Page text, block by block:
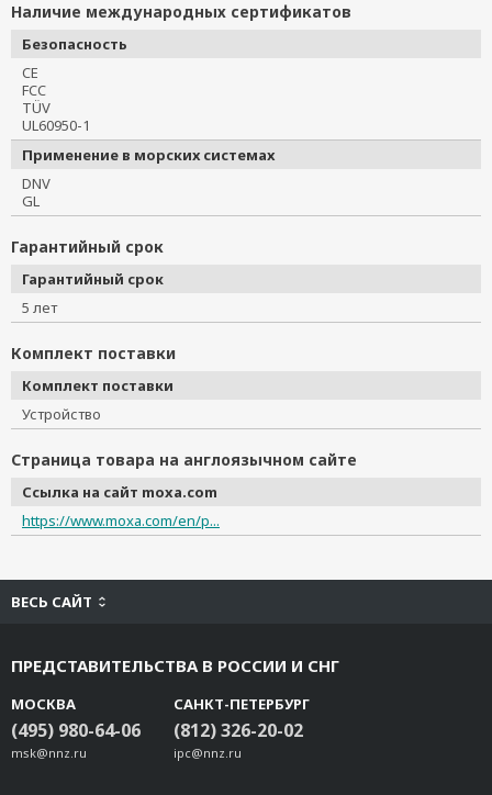
Наличие международных сертификатов
Безопасность
CE
FCC
TÜV
UL60950-1
Применение в морских системах
DNV
GL
Гарантийный срок
Гарантийный срок
5 лет
Комплект поставки
Комплект поставки
Устройство
Страница товара на англоязычном сайте
Ссылка на сайт moxa.com
https://www.moxa.com/en/p...
ВЕСЬ САЙТ
ПРЕДСТАВИТЕЛЬСТВА В РОССИИ И СНГ
МОСКВА
(495) 980-64-06
msk@nnz.ru
САНКТ-ПЕТЕРБУРГ
(812) 326-20-02
ipc@nnz.ru